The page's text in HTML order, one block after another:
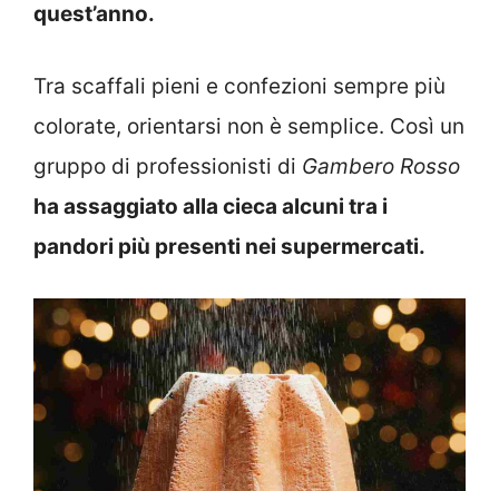
quest’anno.
Tra scaffali pieni e confezioni sempre più
colorate, orientarsi non è semplice. Così un
gruppo di professionisti di Gambero Rosso
ha assaggiato alla cieca alcuni tra i
pandori più presenti nei supermercati.